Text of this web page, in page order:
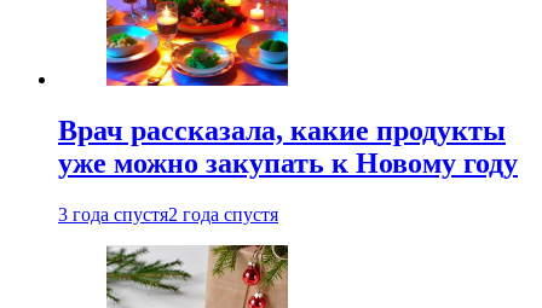
Врач рассказала, какие продукты
уже можно закупать к Новому году
3 года спустя2 года спустя